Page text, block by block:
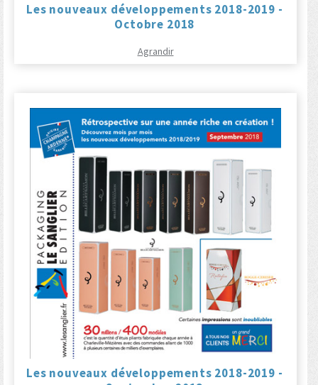
Les nouveaux développements 2018-2019 -
Octobre 2018
Agrandir
Les nouveaux développements 2018-2019 -